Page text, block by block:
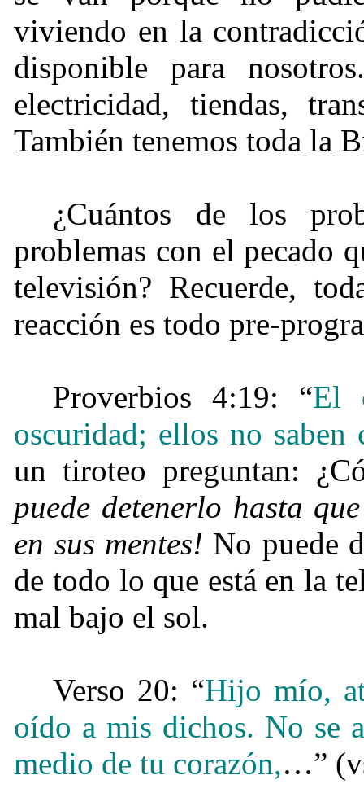
viviendo en la
disponible para
electricidad, tiendas,
También tenemos toda la
¿Cuántos de los
problemas con el pecado
televisión? Recuerde,
reacción es todo pre-
Proverbios 4:19: “El
oscuridad; ellos no saben
un tiroteo preguntan:
puede detenerlo hasta
en sus mentes! No puede
de todo lo que está en la
mal bajo el sol.
Verso 20: “Hijo mío,
oído a mis dichos. No se
medio de tu corazón,…”